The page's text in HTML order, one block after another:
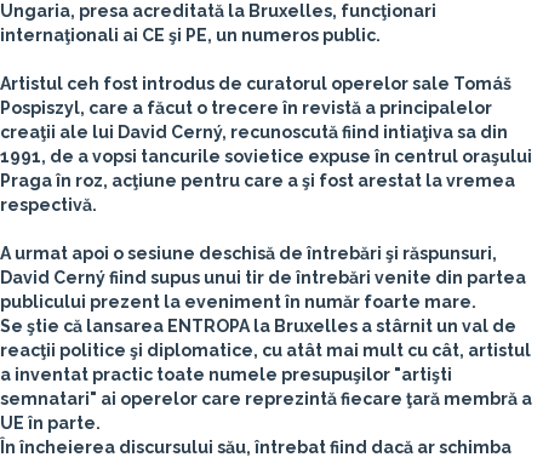
Ungaria, presa acreditată la Bruxelles, funcţionari
internaţionali ai CE şi PE, un numeros public.
Artistul ceh fost introdus de curatorul operelor sale Tomáš
Pospiszyl, care a făcut o trecere în revistă a principalelor
creaţii ale lui David Cerný, recunoscută fiind intiaţiva sa din
1991, de a vopsi tancurile sovietice expuse în centrul oraşului
Praga în roz, acţiune pentru care a şi fost arestat la vremea
respectivă.
A urmat apoi o sesiune deschisă de întrebări şi răspunsuri,
David Cerný fiind supus unui tir de întrebări venite din partea
publicului prezent la eveniment în număr foarte mare.
Se ştie că lansarea ENTROPA la Bruxelles a stârnit un val de
reacţii politice şi diplomatice, cu atât mai mult cu cât, artistul
a inventat practic toate numele presupuşilor "artişti
semnatari" ai operelor care reprezintă fiecare ţară membră a
UE în parte.
În încheierea discursului său, întrebat fiind dacă ar schimba